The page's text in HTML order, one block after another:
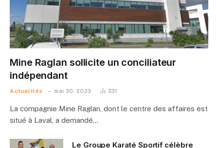
Mine Raglan sollicite un conciliateur
indépendant
Actualités mai 30, 2023 331
La compagnie Mine Raglan, dont le centre des affaires est
situé à Laval, a demandé…
Le Groupe Karaté Sportif célèbre